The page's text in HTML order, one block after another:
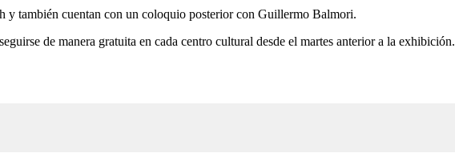
y también cuentan con un coloquio posterior con Guillermo Balmori.
de manera gratuita en cada centro cultural desde el martes anterior a la exhibición.